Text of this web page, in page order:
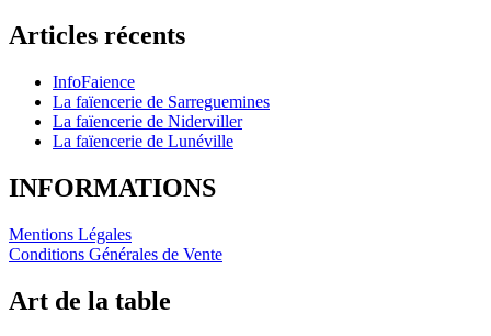
Articles récents
InfoFaience
La faïencerie de Sarreguemines
La faïencerie de Niderviller
La faïencerie de Lunéville
INFORMATIONS
Mentions Légales
Conditions Générales de Vente
Art de la table